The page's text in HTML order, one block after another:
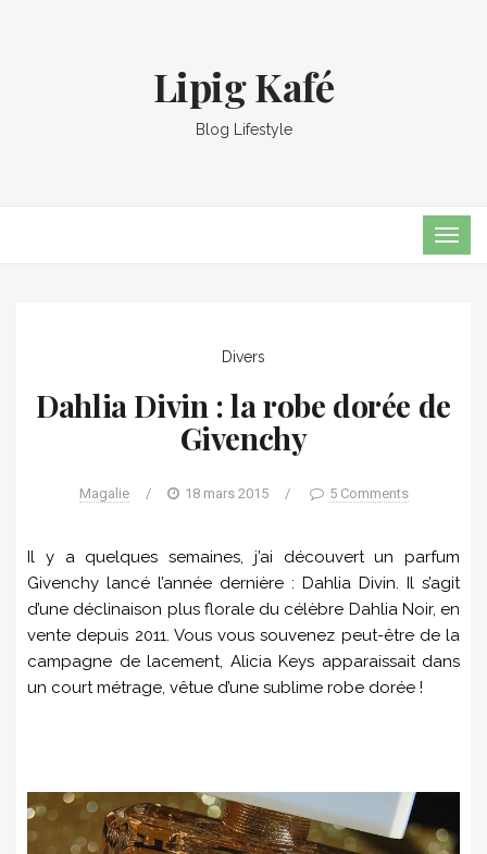
Lipig Kafé
Blog Lifestyle
Divers
Dahlia Divin : la robe dorée de
Givenchy
Magalie / 18 mars 2015 / 5 Comments
Il y a quelques semaines, j’ai découvert un parfum
Givenchy lancé l’année dernière : Dahlia Divin. Il s’agit
d’une déclinaison plus florale du célèbre Dahlia Noir, en
vente depuis 2011. Vous vous souvenez peut-être de la
campagne de lacement, Alicia Keys apparaissait dans
un court métrage, vêtue d’une sublime robe dorée !